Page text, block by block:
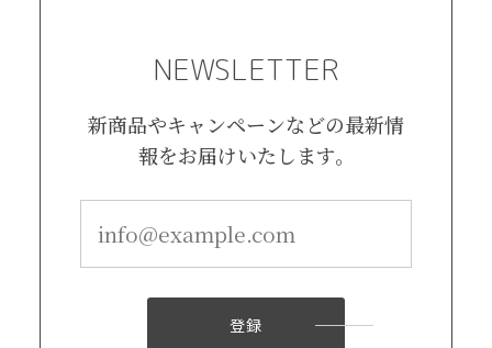
NEWSLETTER
新商品やキャンペーンなどの最新情
報をお届けいたします。
登録